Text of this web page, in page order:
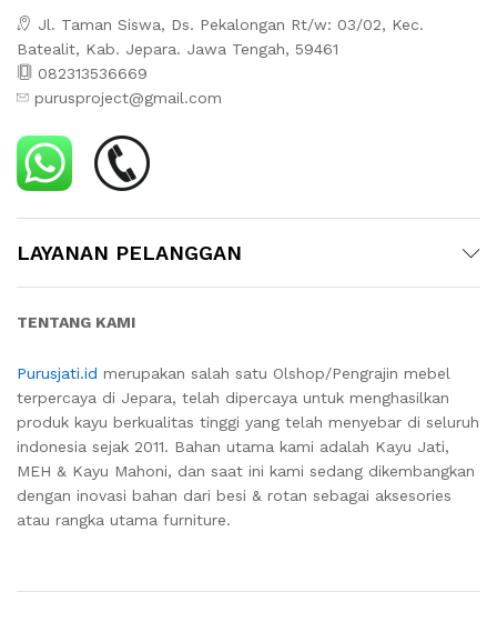
Jl. Taman Siswa, Ds. Pekalongan Rt/w: 03/02, Kec.
Batealit, Kab. Jepara. Jawa Tengah, 59461
082313536669
purusproject@gmail.com
LAYANAN PELANGGAN
TENTANG KAMI
Purusjati.id merupakan salah satu Olshop/Pengrajin mebel
terpercaya di Jepara, telah dipercaya untuk menghasilkan
produk kayu berkualitas tinggi yang telah menyebar di seluruh
indonesia sejak 2011. Bahan utama kami adalah Kayu Jati,
MEH & Kayu Mahoni, dan saat ini kami sedang dikembangkan
dengan inovasi bahan dari besi & rotan sebagai aksesories
atau rangka utama furniture.